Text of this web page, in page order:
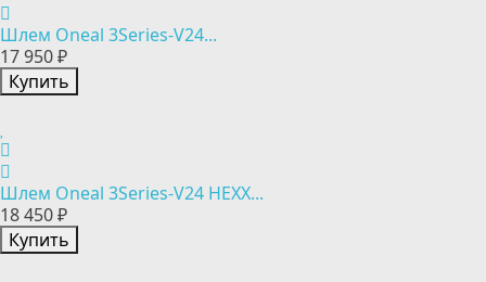
Шлем Oneal 3Series-V24...
17 950 ₽
Купить
Шлем Oneal 3Series-V24 HEXX...
18 450 ₽
Купить